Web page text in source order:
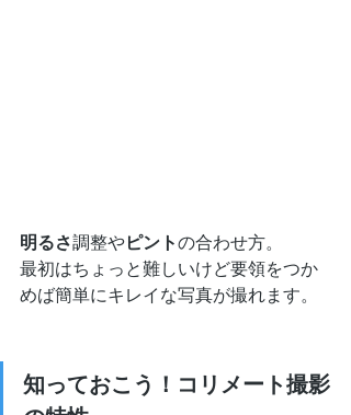
明るさ調整やピントの合わせ方。
最初はちょっと難しいけど要領をつか
めば簡単にキレイな写真が撮れます。
知っておこう！コリメート撮影